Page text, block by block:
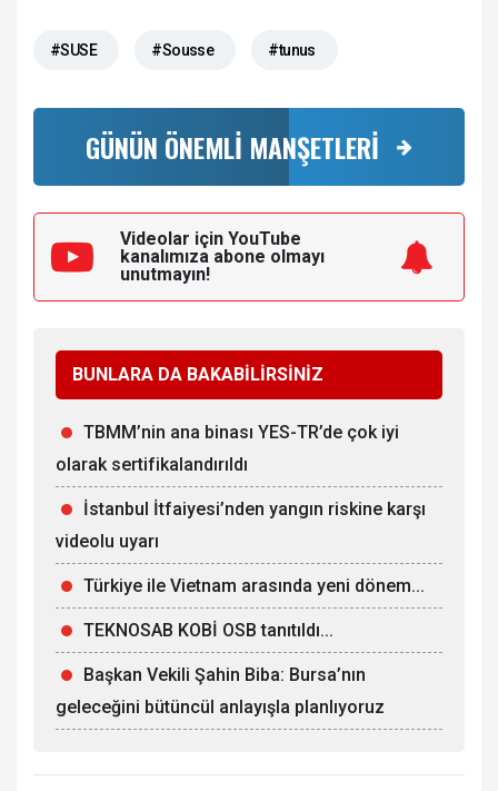
#SUSE #Sousse #tunus
GÜNÜN ÖNEMLİ MANŞETLERİ
Videolar için YouTube
kanalımıza abone olmayı
unutmayın!
BUNLARA DA BAKABİLİRSİNİZ
TBMM’nin ana binası YES-TR’de çok iyi
olarak sertifikalandırıldı
İstanbul İtfaiyesi’nden yangın riskine karşı
videolu uyarı
Türkiye ile Vietnam arasında yeni dönem...
TEKNOSAB KOBİ OSB tanıtıldı...
Başkan Vekili Şahin Biba: Bursa’nın
geleceğini bütüncül anlayışla planlıyoruz